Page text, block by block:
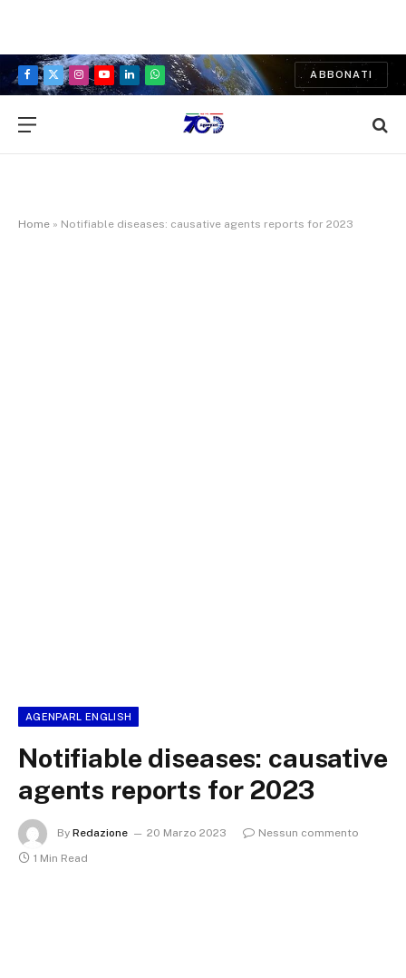
Facebook
X
Instagram
YouTubeLinkedInWhatsApp
ABBONATI
Home » Notifiable diseases: causative agents reports for 2023
AGENPARL ENGLISH
Notifiable diseases: causative
agents reports for 2023
By Redazione 20 Marzo 2023
Nessun commento
1 Min Read